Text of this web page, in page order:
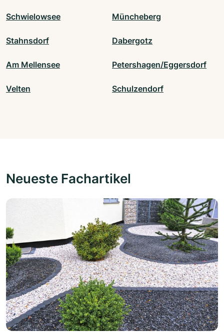
Schwielowsee Müncheberg
Stahnsdorf Dabergotz
Am Mellensee Petershagen/Eggersdorf
Velten Schulzendorf
Neueste Fachartikel